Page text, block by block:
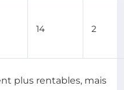
14 2
plus rentables, mais